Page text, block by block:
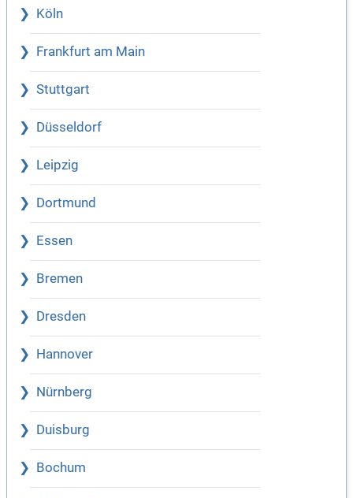
Köln
Frankfurt am Main
Stuttgart
Düsseldorf
Leipzig
Dortmund
Essen
Bremen
Dresden
Hannover
Nürnberg
Duisburg
Bochum